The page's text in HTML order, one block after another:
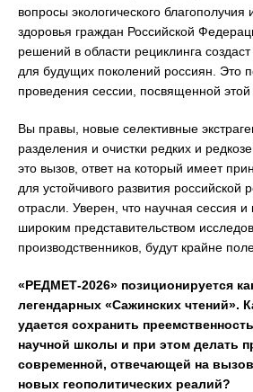
вопросы экологического благополучия
здоровья граждан Российской
решений в области рециклинга
для будущих поколений россиян. Это
проведения сессии, посвященной этой
Вы правы, новые селективные
разделения и очистки редких и
это вызов, ответ на который имеет
для устойчивого развития российской
отрасли. Уверен, что научная сессия и
широким представительством
производственников, будут крайне
«РЕДМЕТ-2026» позиционируется
легендарных «Сажинских чтений».
удается сохранить
научной школы и при этом делать
современной, отвечающей на
новых геополитических реалий?